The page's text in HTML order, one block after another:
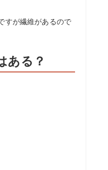
すが繊維があるので
ある？